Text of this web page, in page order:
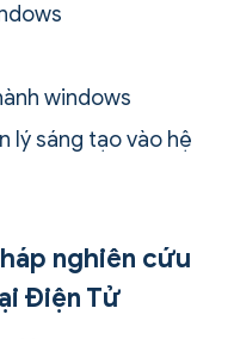
windows
lý sáng tạo vào hệ
nghiên cứu
Điện Tử